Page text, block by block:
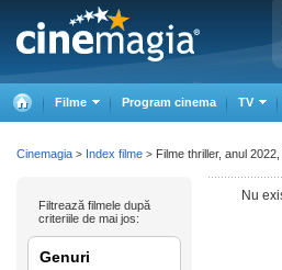
Filme Program cinema TV
Nu
Filtrează filmele după
criteriile de mai jos:
Genuri
Cinemagia > Index filme > Filme thriller, anul